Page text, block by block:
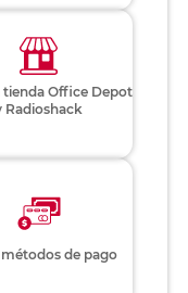
tienda Office Depot
Radioshack
de pago